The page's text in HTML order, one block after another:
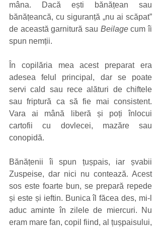
mâna. Dacă ești bănățean sau
bănățeancă, cu siguranță „nu ai scăpat”
de această garnitură sau Beilage cum îi
spun nemții.
În copilăria mea acest preparat era
adesea felul principal, dar se poate
servi cald sau rece alături de chiftele
sau friptură ca să fie mai consistent.
Vara ai mână liberă și poți înlocui
cartofii cu dovlecei, mazăre sau
conopidă.
Bănățenii îi spun țușpais, iar șvabii
Zuspeise, dar nici nu contează. Acest
sos este foarte bun, se prepară repede
și este și ieftin. Bunica îl făcea des, mi-l
aduc aminte în zilele de miercuri. Nu
eram mare fan, copil fiind, al țușpaisului,